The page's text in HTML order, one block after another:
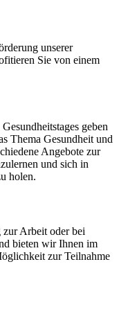
unserer
Sie von einem
geben
Thema Gesundheit und
Angebote zur
und sich in
holen.
Arbeit oder bei
bieten wir Ihnen im
zur Teilnahme